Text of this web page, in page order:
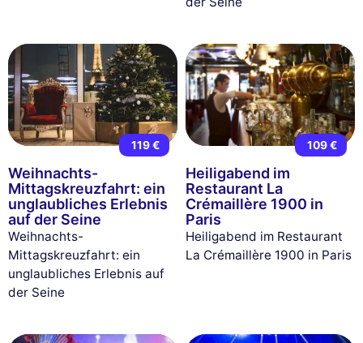
119 €
Weihnachts-
Mittagskreuzfahrt: ein
unglaubliches Erlebnis
auf der Seine
Weihnachts-
Mittagskreuzfahrt: ein
unglaubliches Erlebnis auf
der Seine
109 €
Heiligabend im
Restaurant La
Crémaillère 1900 in
Paris
Heiligabend im Restaurant
La Crémaillère 1900 in Paris